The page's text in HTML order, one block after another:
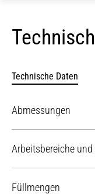
Technische Daten
Abmessungen
Ausleger
Stiel
Arbeitsbereiche und
Maximale Grabtiefe
Füllmengen